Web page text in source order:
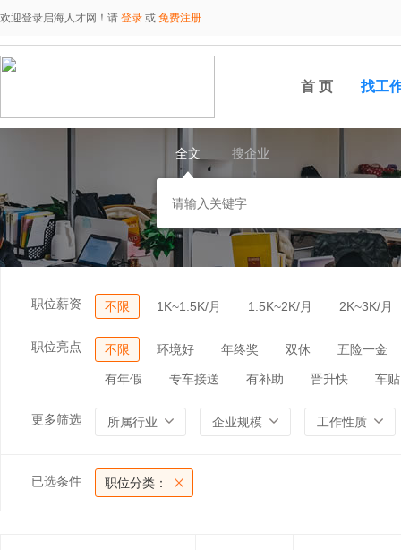
欢迎登录启海人才网！请 登录 或 免费注册
首 页 找工
全文 搜企业
职位薪资 不限 1K~1.5K/月 1.5K~2K/月 2K~3K/月
职位亮点 不限 环境好 年终奖 双休 五险一金
有年假 专车接送 有补助 晋升快 车贴
更多筛选 所属行业 企业规模 工作性质
已选条件 职位分类：